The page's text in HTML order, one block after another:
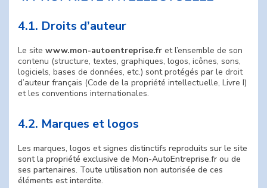
4.1. Droits d’auteur
Le site www.mon-autoentreprise.fr et l’ensemble de son
contenu (structure, textes, graphiques, logos, icônes, sons,
logiciels, bases de données, etc.) sont protégés par le droit
d’auteur français (Code de la propriété intellectuelle, Livre I)
et les conventions internationales.
4.2. Marques et logos
Les marques, logos et signes distinctifs reproduits sur le site
sont la propriété exclusive de Mon-AutoEntreprise.fr ou de
ses partenaires. Toute utilisation non autorisée de ces
éléments est interdite.